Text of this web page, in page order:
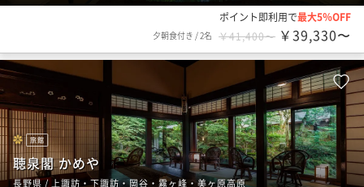
ポイント即利用で最大5％OFF
夕朝食付き /2名 ￥41,400〜 ￥39,330〜
旅館
聴泉閣 かめや
長野県 / 上諏訪・下諏訪・岡谷・霧ヶ峰・美ヶ原高原